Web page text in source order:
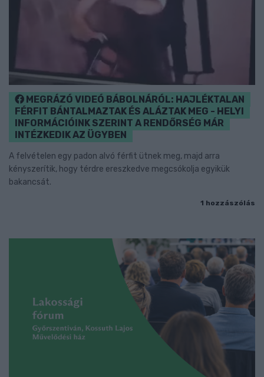
MEGRÁZÓ VIDEÓ BÁBOLNÁRÓL: HAJLÉKTALAN
FÉRFIT BÁNTALMAZTAK ÉS ALÁZTAK MEG - HELYI
INFORMÁCIÓINK SZERINT A RENDŐRSÉG MÁR
INTÉZKEDIK AZ ÜGYBEN
A felvételen egy padon alvó férfit ütnek meg, majd arra
kényszerítik, hogy térdre ereszkedve megcsókolja egyikük
bakancsát.
1 hozzászólás